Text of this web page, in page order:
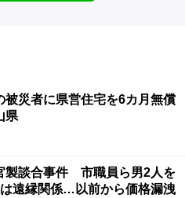
被災者に県営住宅を6カ月無償
県
製談合事件 市職員ら男2人を
遠縁関係…以前から価格漏洩